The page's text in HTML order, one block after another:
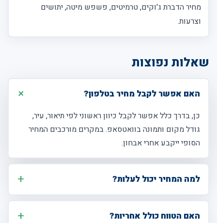
מחיר הדברת ג'וקים, טרמיטים, פשפש מיטה, יתושים
וצרעות.
שאלות נפוצות
האם אפשר לקבל מחיר בטלפון?
כן, בדרך כלל אפשר לקבל כיוון ראשוני לפי תיאור, עיר,
גודל מקום ותמונה בוואטסאפ. במקרים מורכבים המחיר
הסופי ייקבע אחרי אבחון.
למה המחיר יכול לעלות?
האם הטווח כולל אחריות?